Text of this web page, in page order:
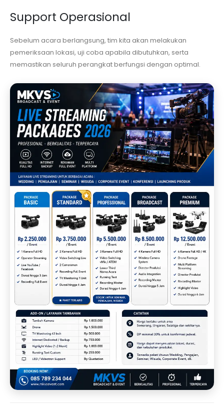
Support Operasional
Sebelum acara berlangsung, tim kita akan melakukan
pemeriksaan lokasi, uji coba apabila dibutuhkan, serta
memastikan seluruh perangkat berfungsi dengan optimal.